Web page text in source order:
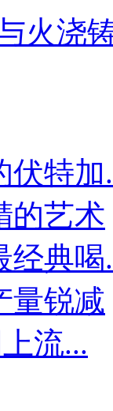
火浇
伏特加
的艺术
经典喝
量锐减
流...